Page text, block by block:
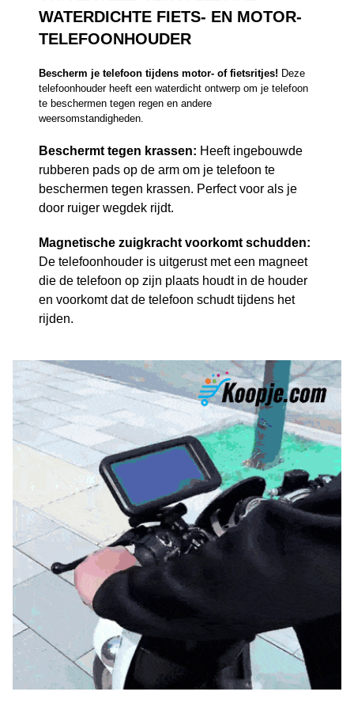
WATERDICHTE FIETS- EN MOTOR-
TELEFOONHOUDER
Bescherm je telefoon tijdens motor- of fietsritjes! Deze
telefoonhouder heeft een waterdicht ontwerp om je telefoon
te beschermen tegen regen en andere
weersomstandigheden.
Beschermt tegen krassen: Heeft ingebouwde
rubberen pads op de arm om je telefoon te
beschermen tegen krassen. Perfect voor als je
door ruiger wegdek rijdt.
Magnetische zuigkracht voorkomt schudden:
De telefoonhouder is uitgerust met een magneet
die de telefoon op zijn plaats houdt in de houder
en voorkomt dat de telefoon schudt tijdens het
rijden.